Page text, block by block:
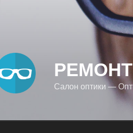
Салон оптики —